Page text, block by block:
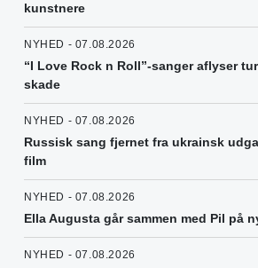
kunstnere
NYHED - 07.08.2026
“I Love Rock n Roll”-sanger aflyser
skade
NYHED - 07.08.2026
Russisk sang fjernet fra ukrainsk
film
NYHED - 07.08.2026
Ella Augusta går sammen med Pil på
NYHED - 07.08.2026